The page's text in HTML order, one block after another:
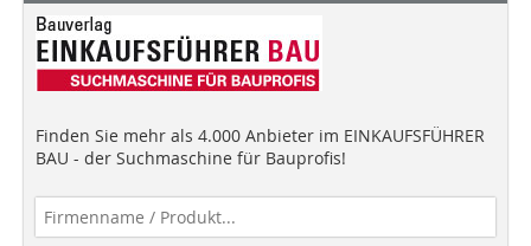
Finden Sie mehr als 4.000 Anbieter im EINKAUFSFÜHRER
BAU - der Suchmaschine für Bauprofis!